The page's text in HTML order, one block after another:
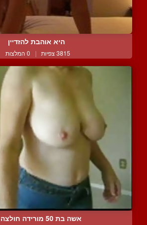
היא אוהבת להזדיין
3815 צפיות | 0 המלצות
אשה בת 50 מורידה חולצה ו...